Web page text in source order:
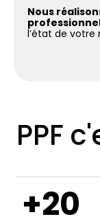
Nous
l’état de votre
PPF
+20